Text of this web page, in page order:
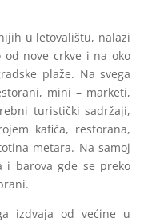
u letovalištu, nalazi
od nove crkve i na oko
plaže. Na svega
mini – marketi,
turistički sadržaji,
kafića, restorana,
metara. Na samoj
i barova gde se preko
izdvaja od većine u